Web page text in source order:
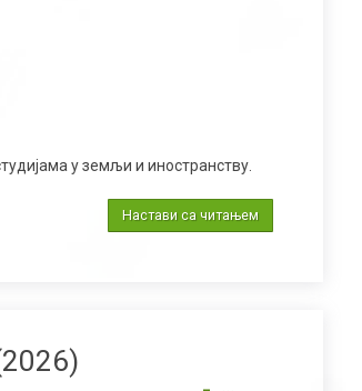
у земљи и иностранству.
Настави са читањем